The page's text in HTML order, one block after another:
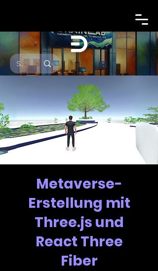
Metaverse-
Erstellung mit
Three.js und
React Three
Fiber